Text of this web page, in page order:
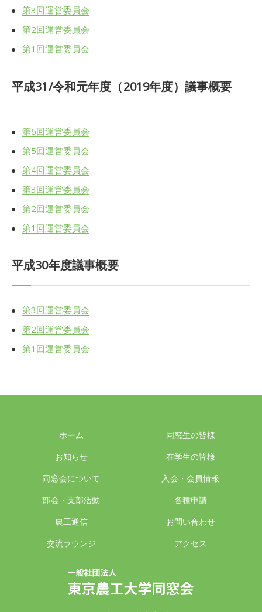
第3回運営委員会
第2回運営委員会
第1回運営委員会
平成31/令和元年度（2019年度）議事概要
第6回運営委員会
第5回運営委員会
第4回運営委員会
第3回運営委員会
第2回運営委員会
第1回運営委員会
平成30年度議事概要
第3回運営委員会
第2回運営委員会
第1回運営委員会
ホーム
お知らせ
同窓会について
部会・支部活動
農工通信
交流ラウンジ
同窓生の皆様
在学生の皆様
入会・会員情報
各種申請
お問い合わせ
アクセス